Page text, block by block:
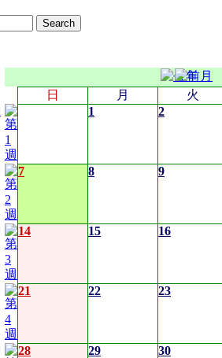
日 月 火
1
2
7 8 9
14 15 16
21 22 23
28 29 30